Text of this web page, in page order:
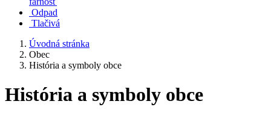
Odpad
Tlačivá
Úvodná stránka
Obec
História a symboly obce
História a symboly obce